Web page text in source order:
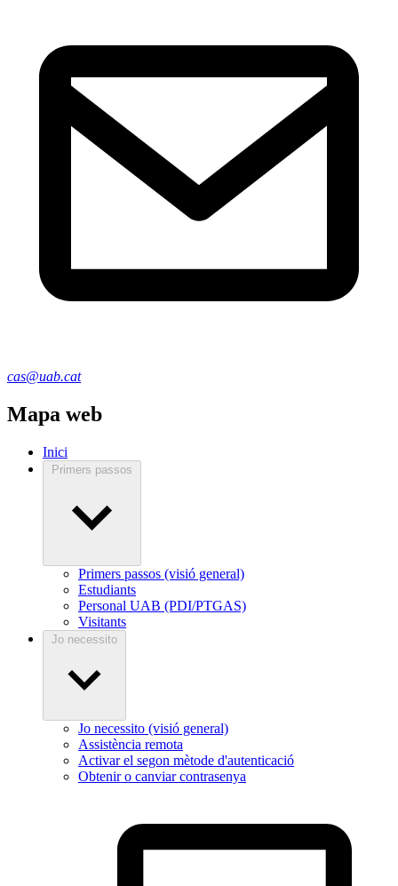
cas@uab.cat
Mapa web
Inici
Primers passos
Primers passos (visió general)
Estudiants
Personal UAB (PDI/PTGAS)
Visitants
Jo necessito
Jo necessito (visió general)
Assistència remota
Activar el segon mètode d'autenticació
Obtenir o canviar contrasenya